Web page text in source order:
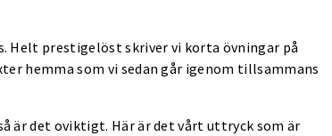
Helt prestigelöst skriver vi korta övningar på
hemma som vi sedan går igenom tillsammans
är det oviktigt. Här är det vårt uttryck som är